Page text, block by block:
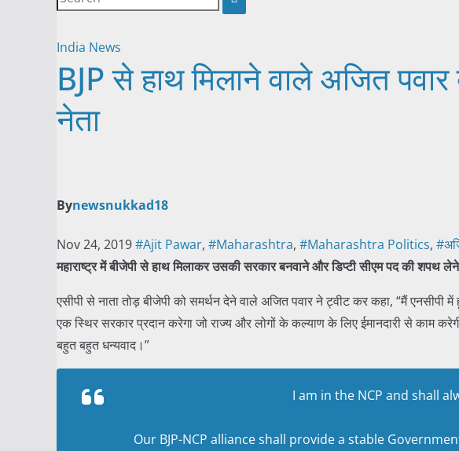
India News
BJP से हाथ मिलाने वाले अजित
नेता
Bynewsnukkad18
Nov 24, 2019#Ajit Pawar, #Maharashtra, #Maharashtra Politics,
महाराष्ट्र में बीजेपी से हाथ मिलाकर उसकी सरकार बनवाने और डिप्टी सीएम पद की शपथ
एसीपी से नाता तोड़ बीजेपी को समर्थन देने वाले अजित पवार ने ट्वीट कर कहा, “मैं
एक स्थिर सरकार प्रदान करेगा जो राज्य और लोगों के कल्याण के लिए ईमानदारी से
बहुत बहुत धन्यवाद।”
I am in the NCP and shall
Our BJP-NCP alliance shall provide a stable